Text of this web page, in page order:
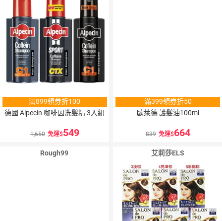
滿899領券折100
德國 Alpecin 咖啡因洗髮精 3入組
1,650 免運 549
滿399領券折50
歐萊德 護髮油100ml
839 免運 664
Rough99 艾莉莎ELS